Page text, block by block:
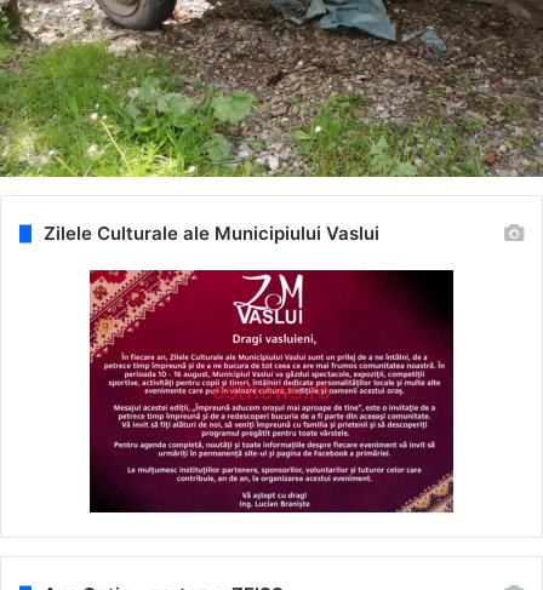
Zilele Culturale ale Municipiului Vaslui